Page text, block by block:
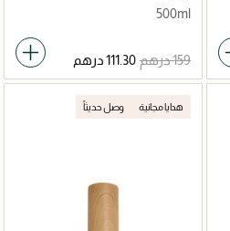
500ml
هدايا مجانية وصل حديثاً